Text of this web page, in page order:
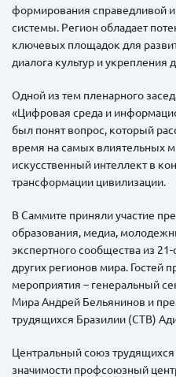
формирования справедливой
системы. Регион обладает
ключевых площадок для
диалога культур и
Одной из тем пленарного
«Цифровая среда и
был понят вопрос, который
время на самых влиятельных
искусственный интеллект в
трансформации цивилизации.
В Саммите приняли участие
образования, медиа,
экспертного сообщества из
других регионов мира. Гостей
мероприятия – генеральный
Мира Андрей Бельянинов и
трудящихся Бразилии (СТВ)
Центральный союз
значимости профсоюзный